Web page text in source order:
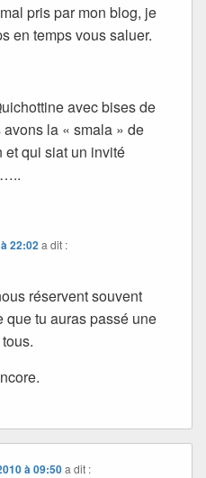
pris par mon blog, je
en temps vous saluer.
avec bises de
la « smala » de
et qui siat un invité
22:02 a dit :
réservent souvent
tu auras passé une
à 09:50 a dit :